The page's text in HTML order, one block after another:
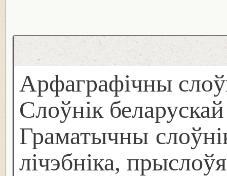
Арфаграфічны
Слоўнік
Граматычны
лічэбніка, прыслоўя